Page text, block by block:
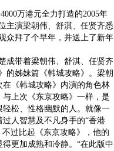
万港元全力打造的2005年
主演梁朝伟、舒淇、 任贤齐悉
众拜了个早年，并送上了新年
带着梁朝伟、舒淇、任贤齐
姊妹篇《韩城攻略》。 梁朝
在《韩城攻略》内演的角色林
与上次《东京攻略》一样，是
轻松、性格幽默的人。就像一
过人智慧及不凡身手的“香港
不过比起《东京攻略》，他的
得更加成熟和冷静。“在此版中